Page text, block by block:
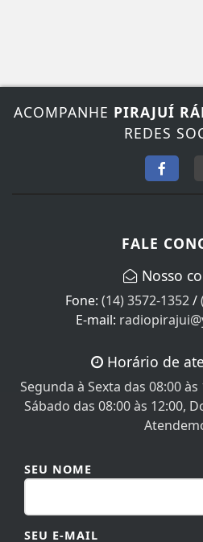
ACOMPANHEPIRAJUÍ
REDES
(14) 3572-1352/
E-mail:
Segunda à Sexta das 08:00
Sábado das 08:00 às 12:00,
SEU E-MAIL